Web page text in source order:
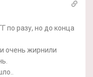
по разу, но до конца
очень жирнили